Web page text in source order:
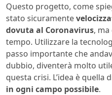
Questo progetto, come
stato sicuramente
dovuta al Coronavirus,
tempo. Utilizzare la
passo importante che
dubbio, diventerà molto
questa crisi. L’idea è quella
in ogni campo possibile.